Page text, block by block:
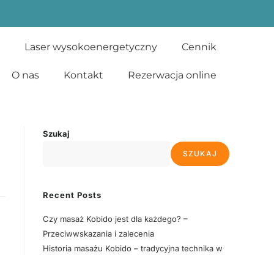
Laser wysokoenergetyczny Cennik
O nas Kontakt Rezerwacja online
Szukaj
SZUKAJ
Recent Posts
Czy masaż Kobido jest dla każdego? –
Przeciwwskazania i zalecenia
Historia masażu Kobido – tradycyjna technika w